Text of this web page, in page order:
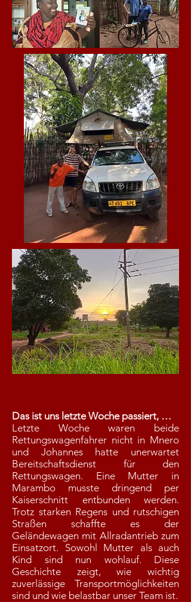
Das ist uns letzte Woche passiert, …
Letzte Woche waren beide
Rettungswagenfahrer nicht in Mnero
und Johannes hatte unerwartet
Bereitschaftsdienst für den
Rettungswagen. Eine Mutter in
Marambo musste dringend per
Kaiserschnitt entbunden werden.
Trotz starken Regens und rutschigen
Straßen schaffte es der
Geländewagen mit Allradantrieb zum
Einsatzort. Sowohl Mutter als auch
Kind sind nun wohlauf. Diese
Geschichte zeigt, wie wichtig
zuverlässige Transportmöglichkeiten
sind und wie belastbar unser Team ist.